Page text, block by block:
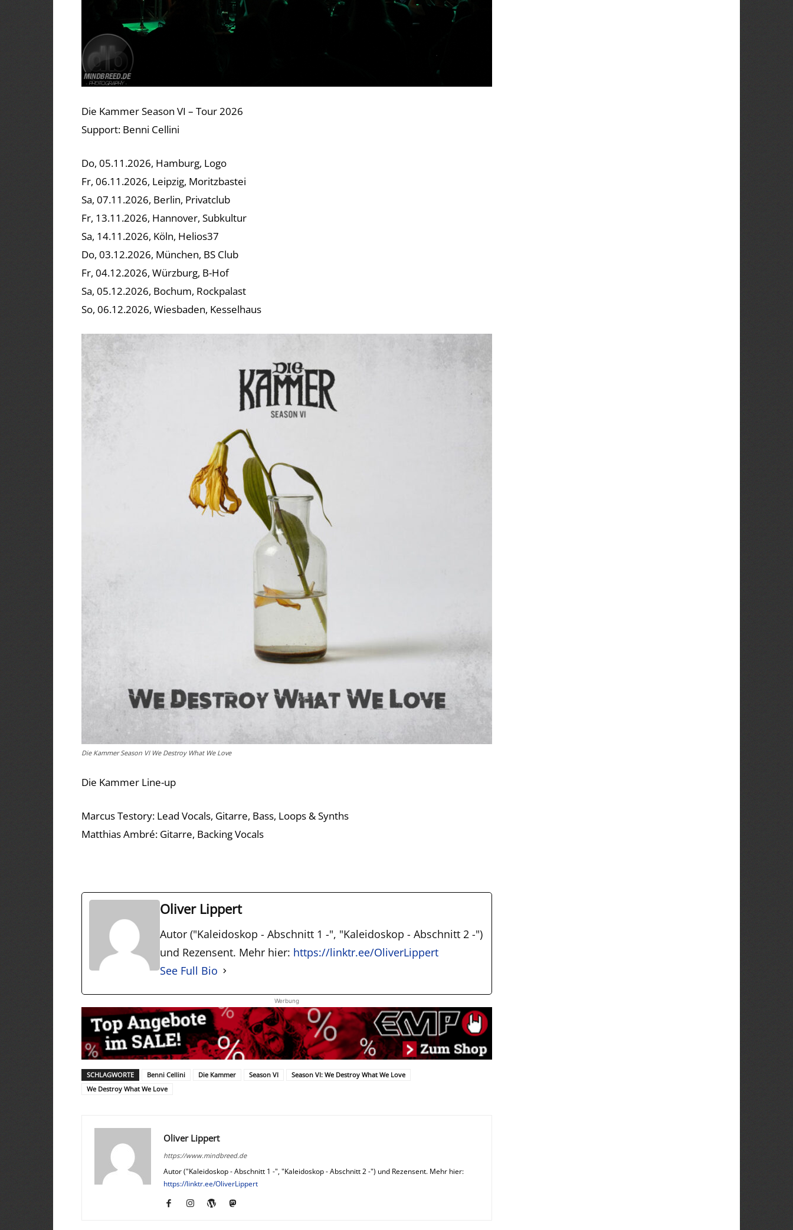
Die Kammer Season VI – Tour 2026
Support: Benni Cellini
Do, 05.11.2026, Hamburg, Logo
Fr, 06.11.2026, Leipzig, Moritzbastei
Sa, 07.11.2026, Berlin, Privatclub
Fr, 13.11.2026, Hannover, Subkultur
Sa, 14.11.2026, Köln, Helios37
Do, 03.12.2026, München, BS Club
Fr, 04.12.2026, Würzburg, B-Hof
Sa, 05.12.2026, Bochum, Rockpalast
So, 06.12.2026, Wiesbaden, Kesselhaus
Die Kammer Season VI We Destroy What We Love
Die Kammer Line-up
Marcus Testory: Lead Vocals, Gitarre, Bass, Loops & Synths
Matthias Ambré: Gitarre, Backing Vocals
Oliver Lippert
Autor ("Kaleidoskop - Abschnitt 1 -", "Kaleidoskop - Abschnitt 2 -")
und Rezensent. Mehr hier: https://linktr.ee/OliverLippert
See Full Bio
Werbung
SCHLAGWORTE Benni Cellini Die Kammer Season VI
Season VI: We Destroy What We Love
We Destroy What We Love
Oliver Lippert
https://www.mindbreed.de
Autor ("Kaleidoskop - Abschnitt 1 -", "Kaleidoskop - Abschnitt 2 -") und Rezensent. Mehr hier:
https://linktr.ee/OliverLippert